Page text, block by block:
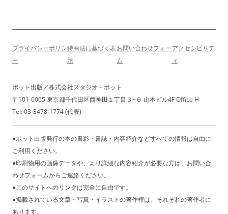
ン
プライバシーポリシ
ー
特商法に基づく表
示
お問い合わせフォー
ム
アクセシビリテ
ィ
ポット出版／株式会社スタジオ・ポット
〒101-0065 東京都千代田区西神田１丁目３−６ 山本ビル4F Office H
Tel: 03-3478-1774 (代表)
●ポット出版発行の本の書影・書誌・内容紹介などすべての情報は自由に
ご利用ください。
●印刷物用の画像データや、より詳細な内容紹介が必要な方は、お問い合
わせフォームからご連絡ください。
●このサイトへのリンクは完全に自由です。
●掲載されている文章・写真・イラストの著作権は、それぞれの著作者に
あります。